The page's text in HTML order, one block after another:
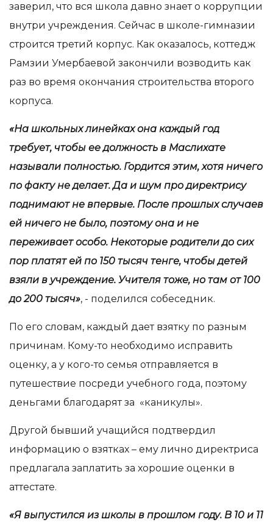
заверил, что вся школа давно знает о коррупции
внутри учреждения. Сейчас в школе-гимназии
строится третий корпус. Как оказалось, коттедж
Рамзии Умербаевой закончили возводить как
раз во время окончания строительства второго
корпуса.
«На школьных линейках она каждый год
требует, чтобы ее должность в Маслихате
называли полностью. Гордится этим, хотя ничего
по факту не делает. Да и шум про директрису
поднимают не впервые. После прошлых случаев
ей ничего не было, поэтому она и не
переживает особо. Некоторые родители до сих
пор платят ей по 150 тысяч тенге, чтобы детей
взяли в учреждение. Учителя тоже, но там от 100
до 200 тысяч», - поделился собеседник.
По его словам, каждый дает взятку по разным
причинам. Кому-то необходимо исправить
оценку, а у кого-то семья отправляется в
путешествие посреди учебного года, поэтому
деньгами благодарят за «каникулы».
Другой бывший учащийся подтвердил
информацию о взятках – ему лично директриса
предлагала заплатить за хорошие оценки в
аттестате.
«Я выпустился из школы в прошлом году. В 10 и 11